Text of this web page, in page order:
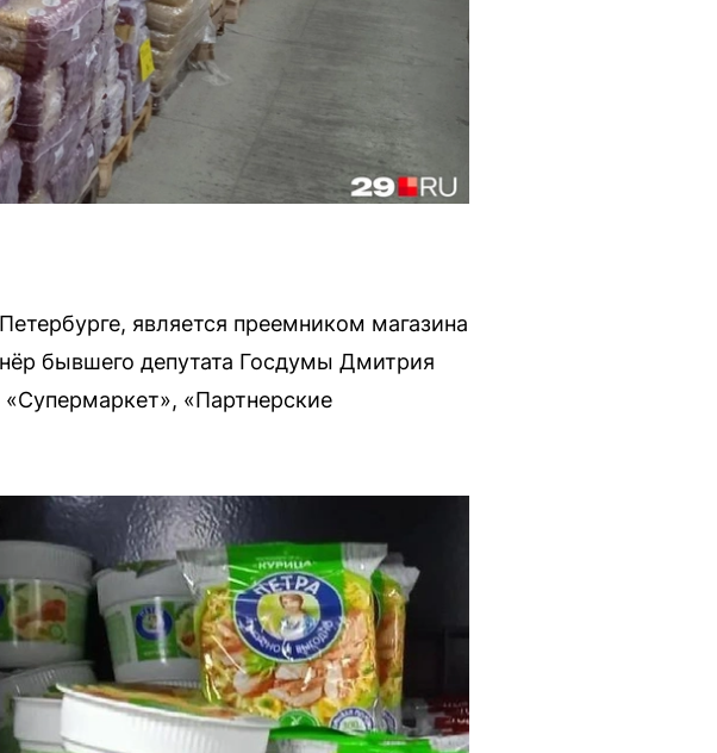
является преемником магазина
бывшего депутата Госдумы Дмитрия
«Партнерские